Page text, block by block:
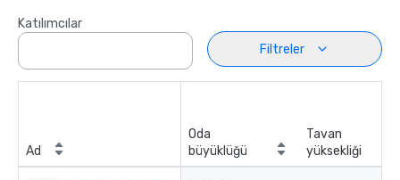
Katılımcılar
Filtreler
Ad
Oda
büyüklüğü
Tavan
yüksekliği